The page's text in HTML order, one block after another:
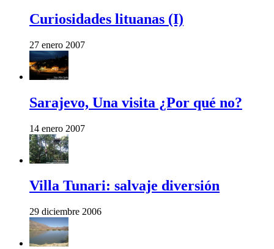
Curiosidades lituanas (I)
27 enero 2007
Sarajevo, Una visita ¿Por qué no?
14 enero 2007
Villa Tunari: salvaje diversión
29 diciembre 2006